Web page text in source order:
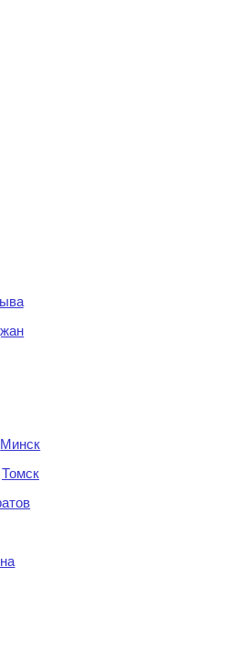
Минск
Томск